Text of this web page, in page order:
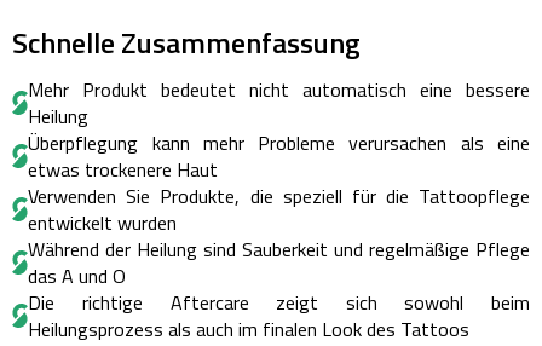
Schnelle Zusammenfassung
Mehr Produkt bedeutet nicht automatisch eine bessere
Heilung
Überpflegung kann mehr Probleme verursachen als eine
etwas trockenere Haut
Verwenden Sie Produkte, die speziell für die Tattoopflege
entwickelt wurden
Während der Heilung sind Sauberkeit und regelmäßige Pflege
das A und O
Die richtige Aftercare zeigt sich sowohl beim
Heilungsprozess als auch im finalen Look des Tattoos